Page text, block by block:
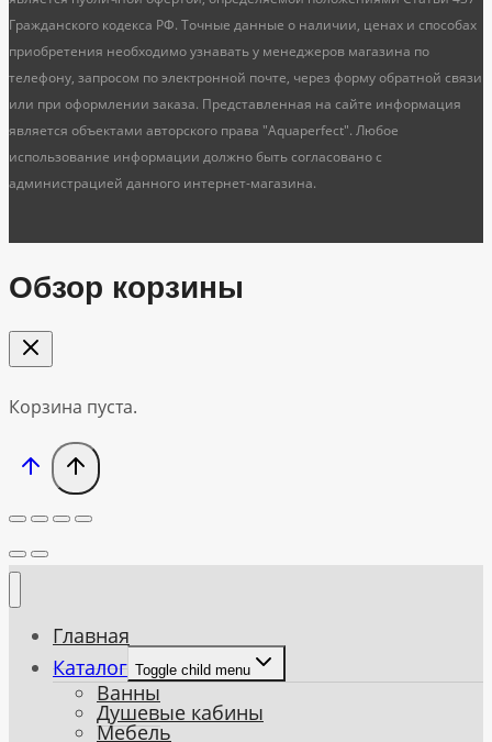
Гражданского кодекса РФ. Точные данные о наличии, ценах и способах
приобретения необходимо узнавать у менеджеров магазина по
телефону, запросом по электронной почте, через форму обратной связи
или при оформлении заказа. Представленная на сайте информация
является объектами авторского права "Aquaperfect". Любое
использование информации должно быть согласовано с
администрацией данного интернет-магазина.
Обзор корзины
Корзина пуста.
Главная
Каталог Toggle child menu
Ванны
Душевые кабины
Мебель